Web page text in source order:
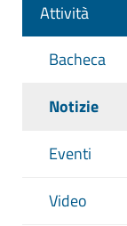
Attività
Bacheca
Notizie
Eventi
Video